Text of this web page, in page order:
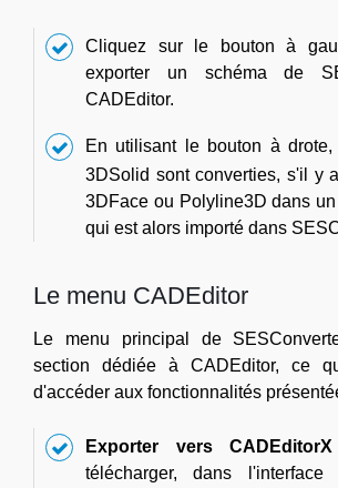
Cliquez sur le bouton à
exporter un schéma de
CADEditor.
En utilisant le bouton à drote,
3DSolid sont converties, s'il y
3DFace ou Polyline3D dans
qui est alors importé dans
Le menu CADEditor
Le menu principal de
section dédiée à CADEditor, ce
d'accéder aux fonctionnalités
Exporter vers CADEditorX
télécharger, dans l'interface